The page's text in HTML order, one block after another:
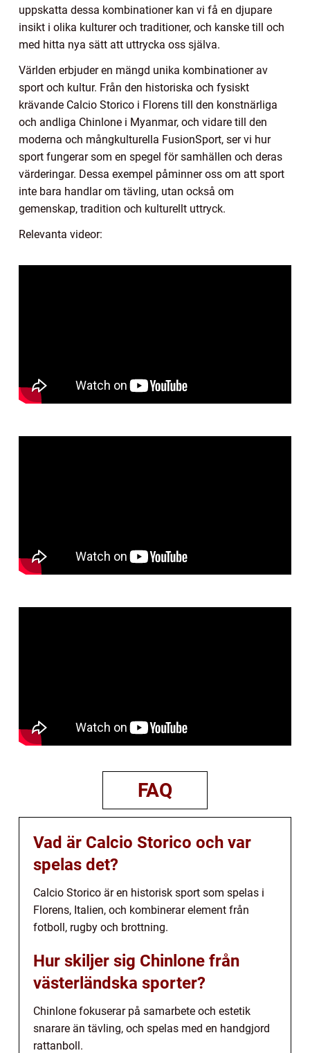
uppskatta dessa kombinationer kan vi få en djupare
insikt i olika kulturer och traditioner, och kanske till och
med hitta nya sätt att uttrycka oss själva.
Världen erbjuder en mängd unika kombinationer av
sport och kultur. Från den historiska och fysiskt
krävande Calcio Storico i Florens till den konstnärliga
och andliga Chinlone i Myanmar, och vidare till den
moderna och mångkulturella FusionSport, ser vi hur
sport fungerar som en spegel för samhällen och deras
värderingar. Dessa exempel påminner oss om att sport
inte bara handlar om tävling, utan också om
gemenskap, tradition och kulturellt uttryck.
Relevanta videor:
FAQ
Vad är Calcio Storico och var
spelas det?
Calcio Storico är en historisk sport som spelas i
Florens, Italien, och kombinerar element från
fotboll, rugby och brottning.
Hur skiljer sig Chinlone från
västerländska sporter?
Chinlone fokuserar på samarbete och estetik
snarare än tävling, och spelas med en handgjord
rattanboll.